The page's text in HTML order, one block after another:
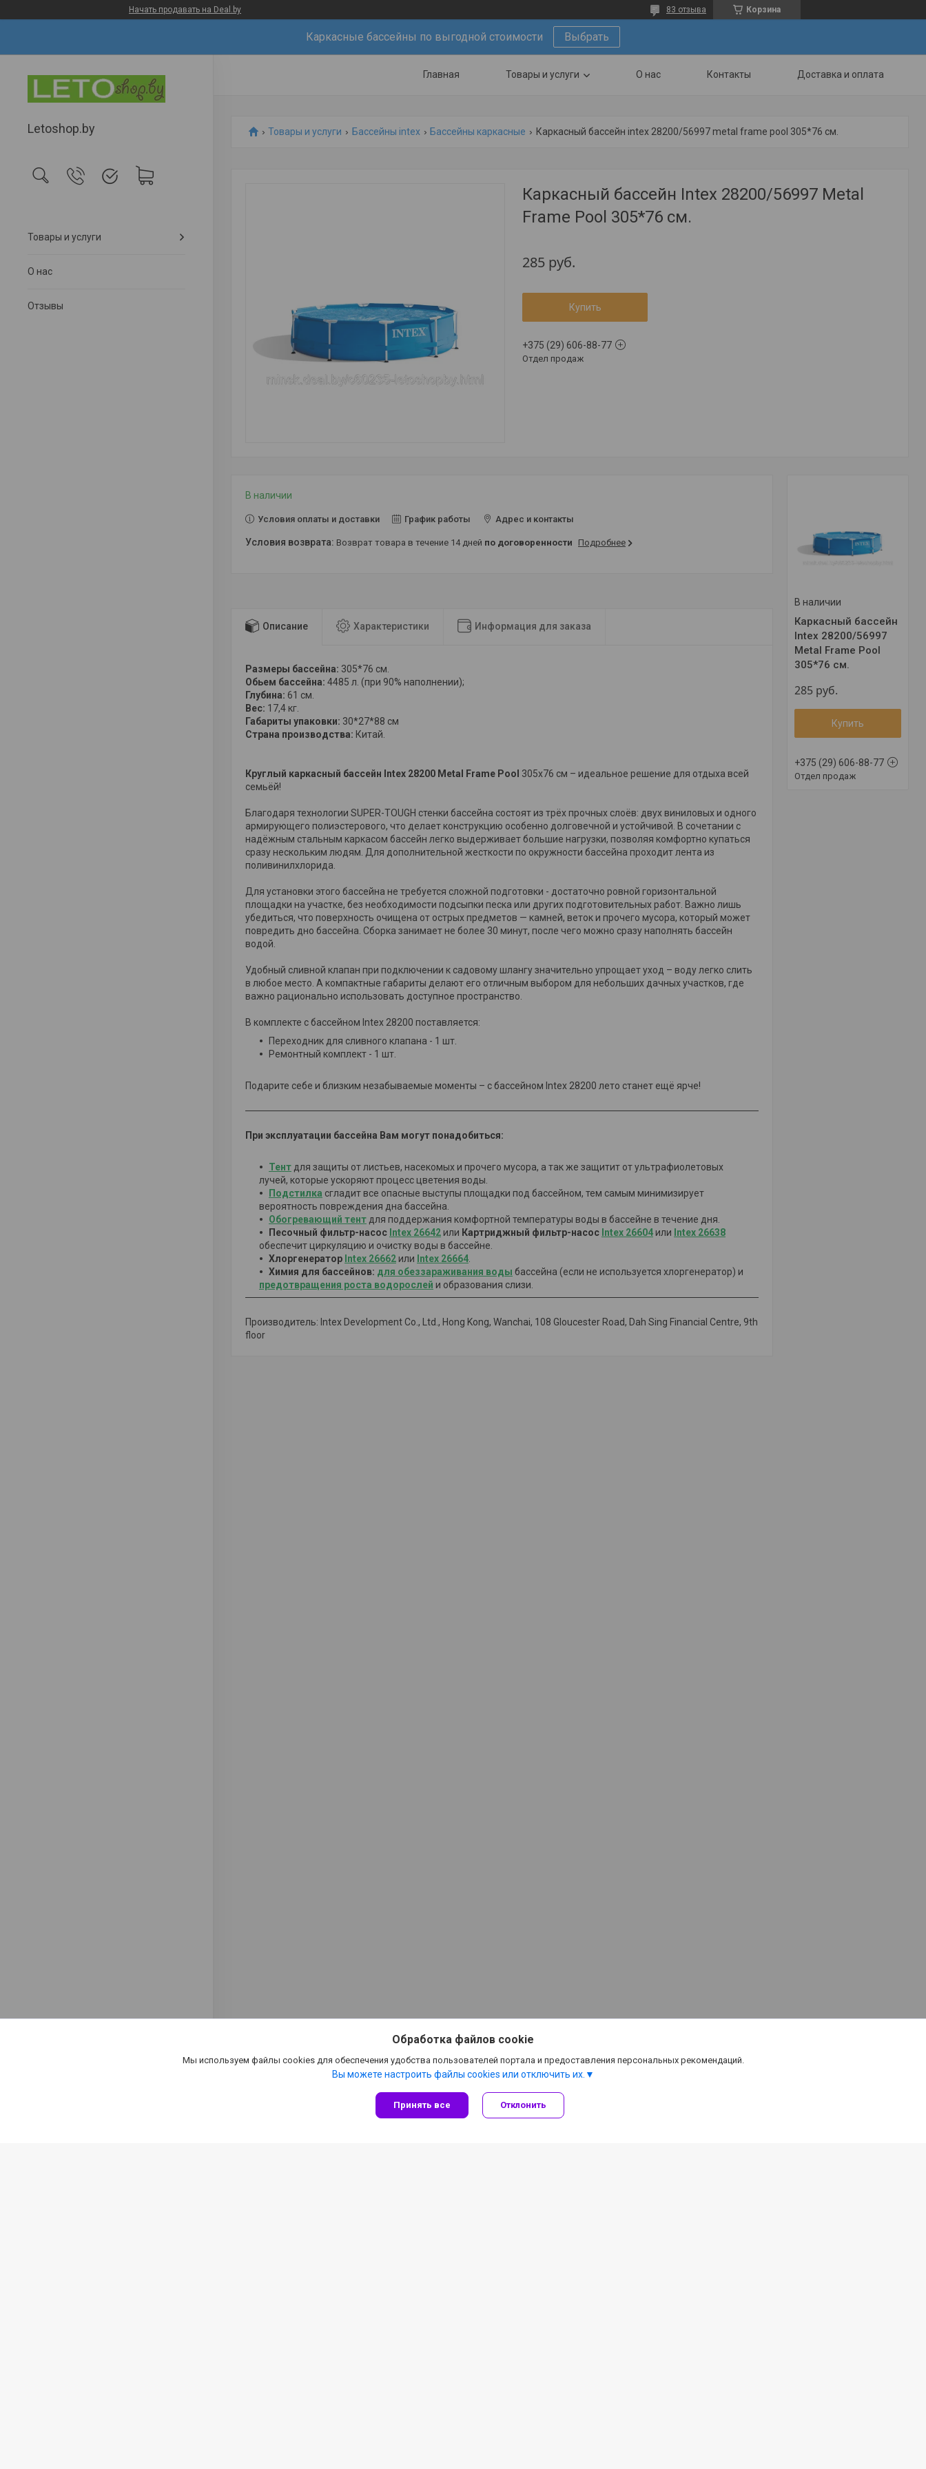
Начать продавать на Deal.by Корзина
83 отзыва
Каркасные бассейны по выгодной стоимости Выбрать
Letoshop.by
Товары и услуги
О нас
Отзывы
Главная Товары и услуги О нас Контакты Доставка и оплата
Товары и услуги Бассейны intex Бассейны каркасные Каркасный бассейн intex 28200/56997 metal frame pool 305*76 см.
Каркасный бассейн Intex 28200/56997 Metal
Frame Pool 305*76 см.
285 руб.
Купить
+375 (29) 606-88-77
Отдел продаж
В наличии
Каркасный бассейн
Intex 28200/56997
Metal Frame Pool
305*76 см.
285 руб.
Купить
+375 (29) 606-88-77
Отдел продаж
В наличии
Условия оплаты и доставки График работы Адрес и контакты
возврат товара в течение 14 дней по договоренности Подробнее
Описание Характеристики Информация для заказа
Размеры бассейна: 305*76 см.
Обьем бассейна: 4485 л. (при 90% наполнении);
Глубина: 61 см.
Вес: 17,4 кг.
Габариты упаковки: 30*27*88 см
Страна производства: Китай.
Круглый каркасный бассейн Intex 28200 Metal Frame Pool 305х76 см – идеальное решение для отдыха всей
семьёй!
Благодаря технологии SUPER-TOUGH стенки бассейна состоят из трёх прочных слоёв: двух виниловых и одного
армирующего полиэстерового, что делает конструкцию особенно долговечной и устойчивой. В сочетании с
надёжным стальным каркасом бассейн легко выдерживает большие нагрузки, позволяя комфортно купаться
сразу нескольким людям. Для дополнительной жесткости по окружности бассейна проходит лента из
поливинилхлорида.
Для установки этого бассейна не требуется сложной подготовки - достаточно ровной горизонтальной
площадки на участке, без необходимости подсыпки песка или других подготовительных работ. Важно лишь
убедиться, что поверхность очищена от острых предметов — камней, веток и прочего мусора, который может
повредить дно бассейна. Сборка занимает не более 30 минут, после чего можно сразу наполнять бассейн
водой.
Удобный сливной клапан при подключении к садовому шлангу значительно упрощает уход – воду легко слить
в любое место. А компактные габариты делают его отличным выбором для небольших дачных участков, где
важно рационально использовать доступное пространство.
В комплекте с бассейном Intex 28200 поставляется:
Переходник для сливного клапана - 1 шт.
Ремонтный комплект - 1 шт.
Подарите себе и близким незабываемые моменты – с бассейном Intex 28200 лето станет ещё ярче!
При эксплуатации бассейна Вам могут понадобиться:
Тент для защиты от листьев, насекомых и прочего мусора, а так же защитит от ультрафиолетовых
лучей, которые ускоряют процесс цветения воды.
Подстилка сгладит все опасные выступы площадки под бассейном, тем самым минимизирует
вероятность повреждения дна бассейна.
Обогревающий тент для поддержания комфортной температуры воды в бассейне в течение дня.
Песочный фильтр-насос Intex 26642или Картриджный фильтр-насос Intex 26604или Intex 26638
обеспечит циркуляцию и очистку воды в бассейне.
Хлоргенератор Intex 26662или Intex 26664
Химия для бассейнов: для обеззараживания воды бассейна (если не используется хлоргенератор) и
предотвращения роста водорослей и образования слизи.
Производитель: Intex Development Co., Ltd., Hong Kong, Wanchai, 108 Gloucester Road, Dah Sing Financial Centre, 9th
floor
Обработка файлов cookie
Мы используем файлы cookies для обеспечения удобства пользователей портала и предоставления персональных рекомендаций.
Вы можете настроить файлы cookies или отключить их.
Принять все Отклонить